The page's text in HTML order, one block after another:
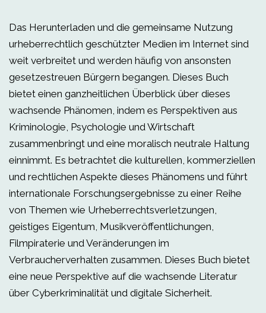
Das Herunterladen und die gemeinsame Nutzung
urheberrechtlich geschützter Medien im Internet sind
weit verbreitet und werden häufig von ansonsten
gesetzestreuen Bürgern begangen. Dieses Buch
bietet einen ganzheitlichen Überblick über dieses
wachsende Phänomen, indem es Perspektiven aus
Kriminologie, Psychologie und Wirtschaft
zusammenbringt und eine moralisch neutrale Haltung
einnimmt. Es betrachtet die kulturellen, kommerziellen
und rechtlichen Aspekte dieses Phänomens und führt
internationale Forschungsergebnisse zu einer Reihe
von Themen wie Urheberrechtsverletzungen,
geistiges Eigentum, Musikveröffentlichungen,
Filmpiraterie und Veränderungen im
Verbraucherverhalten zusammen. Dieses Buch bietet
eine neue Perspektive auf die wachsende Literatur
über Cyberkriminalität und digitale Sicherheit.